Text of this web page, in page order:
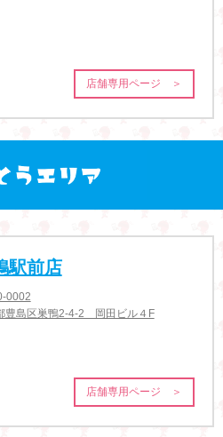
店舗専用ページ ＞
駅前店
0002
豊島区巣鴨2-4-2 岡田ビル４F
店舗専用ページ ＞